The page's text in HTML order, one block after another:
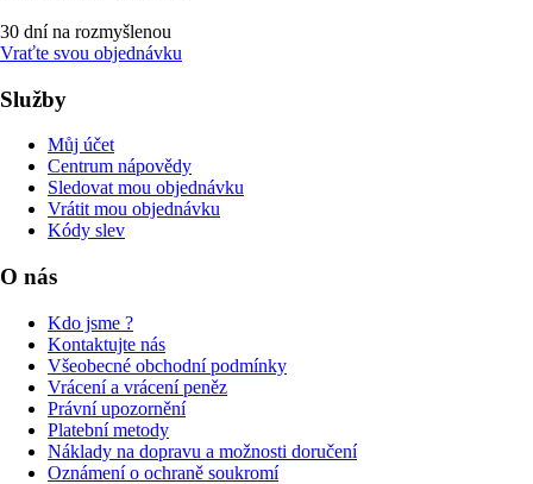
30 dní na rozmyšlenou
Vraťte svou objednávku
Služby
Můj účet
Centrum nápovědy
Sledovat mou objednávku
Vrátit mou objednávku
Kódy slev
O nás
Kdo jsme ?
Kontaktujte nás
Všeobecné obchodní podmínky
Vrácení a vrácení peněz
Právní upozornění
Platební metody
Náklady na dopravu a možnosti doručení
Oznámení o ochraně soukromí